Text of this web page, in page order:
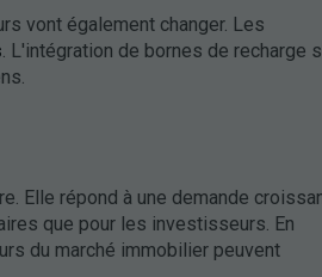
vont également changer. Les
. L'intégration de bornes de recharge
Elle répond à une demande
que pour les investisseurs. En
du marché immobilier peuvent